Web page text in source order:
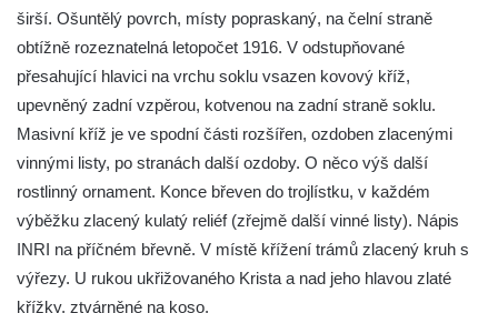
Kříž v Dělnické ulici v Kamenném Újezdě
Boží muka na křižovatce ulic Latrán a K
Malší ve Velešíně
Centrální kříž hřbitova ve Velešíně
Kříž u kostela svatého Václava ve Velešíně
Kříž u brány na hřbitov ve Velešíně
Kříž u fary v Římově
Kříž u lípy Jana Gurreho v Římově
širší. Ošuntělý povrch, místy popraskaný, na čelní straně
obtížně rozeznatelná letopočet 1916. V odstupňované
přesahující hlavici na vrchu soklu vsazen kovový kříž,
upevněný zadní vzpěrou, kotvenou na zadní straně soklu.
Masivní kříž je ve spodní části rozšířen, ozdoben zlacenými
vinnými listy, po stranách další ozdoby. O něco výš další
rostlinný ornament. Konce břeven do trojlístku, v každém
výběžku zlacený kulatý reliéf (zřejmě další vinné listy). Nápis
INRI na příčném břevně. V místě křížení trámů zlacený kruh s
výřezy. U rukou ukřižovaného Krista a nad jeho hlavou zlaté
křížky, ztvárněné na koso.